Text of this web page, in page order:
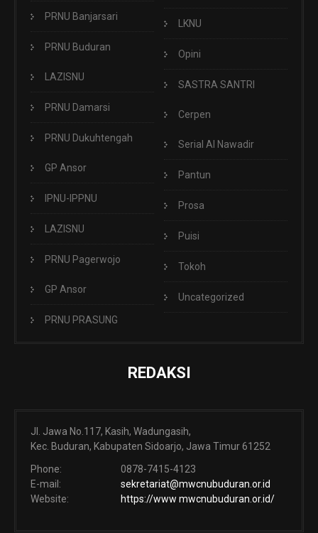
PRNU Banjarsari
PRNU Buduran
LAZISNU
PRNU Damarsi
PRNU Dukuhtengah
GP Ansor
IPNU-IPPNU
LAZISNU
PRNU Pagerwojo
GP Ansor
PRNU PRASUNG
LKNU
Opini
SASTRA SANTRI
Cerpen
Serial Al Nawadir
Pantun
Prosa
Puisi
Tokoh
Uncategorized
REDAKSI
Jl. Jawa No.117, Kasih, Wadungasih,
Kec. Buduran, Kabupaten Sidoarjo, Jawa Timur 61252
Phone:
0878-7415-4123
E-mail:
sekretariat@mwcnubuduran.or.id
Website:
https://www mwcnubuduran.or.id/